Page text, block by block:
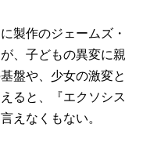
製作のジェームズ・
、子どもの異変に親
盤や、少女の激変と
ると、『エクソシス
えなくもない。